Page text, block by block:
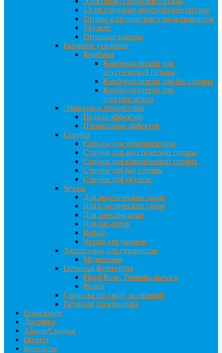
12-ти струнные акустические гитары
Гитары классические с подключением
Укулеле
Гитарные наборы
Гитарное усиление
Комбики
Комбоусилители для
акустической гитары
Комбоусилители для бас-гитары
Комбоусилители для
электрогитары
Эффекты и процессоры
Педали эффектов
Процессоры эффектов
Струны
Струны для электрогитары
Струны для акустической гитары
Струны для классической гитары
Струны для бас гитары
Струны для укулеле
Чехлы
Для акустических гитар
Для классических гитар
Для электрогитар
Для бас-гитар
Кейсы
Чехлы для укулеле
Аксессуары для гитаристов
Медиаторы
Гитарная фурнитура
Floyd Rose, Tremolo, рычаги
Колки
Средства по уходу за гитарой
Гитарная электроника
О магазине
Доставка
Акции/Скидки
Оплата
Контакты